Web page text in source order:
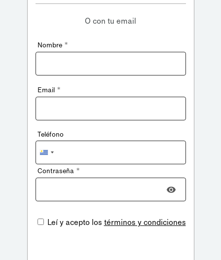
O con tu email
Nombre *
Email *
Teléfono
Uruguay
+598
Contraseña *
Leí y acepto los términos y condiciones